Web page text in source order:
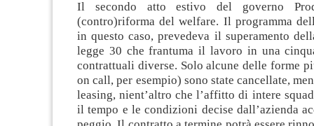
Il secondo atto estivo del governo
(contro)riforma del welfare. Il programma
in questo caso, prevedeva il superamento
legge 30 che frantuma il lavoro in una
contrattuali diverse. Solo alcune delle forme
on call, per esempio) sono state cancellate,
leasing, nient’altro che l’affitto di intere
il tempo e le condizioni decise dall’azienda